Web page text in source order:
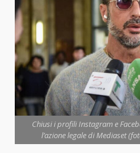
Chiusi i profili Instagram e
l’azione legale di Mediaset